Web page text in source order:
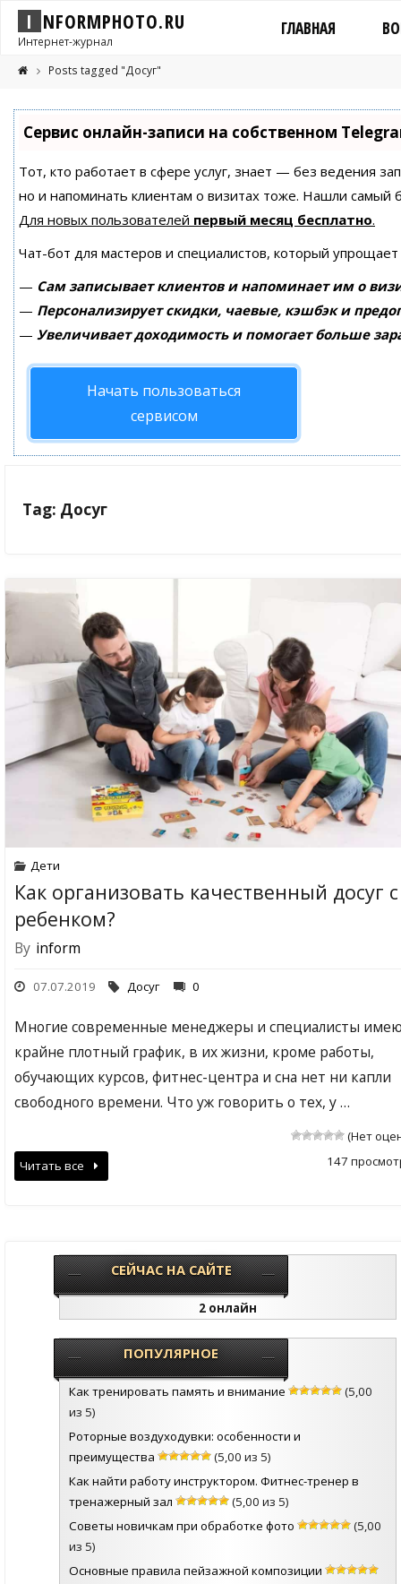
I NFORMPHOTO.RU
Интернет-журнал
ГЛАВНАЯ
Posts tagged "Досуг"
Сервис онлайн-записи на собственном
Тот, кто работает в сфере услуг, знает — без ведения
но и напоминать клиентам о визитах тоже. Нашли
Для новых пользователей первый месяц бесплатно.
Чат-бот для мастеров и специалистов, который
— Сам записывает клиентов и напоминает им о
— Персонализирует скидки, чаевые, кэшбэк и
— Увеличивает доходимость и помогает больше
Начать пользоваться
сервисом
Tag: Досуг
Дети
Как организовать качественный досуг с
ребенком?
By inform
07.07.2019 Досуг 0
Многие современные менеджеры и специалисты
крайне плотный график, в их жизни, кроме работы,
обучающих курсов, фитнес-центра и сна нет ни капли
свободного времени. Что уж говорить о тех, у …
(Нет
147
Читать все
СЕЙЧАС НА САЙТЕ
2 онлайн
ПОПУЛЯРНОЕ
Как тренировать память и внимание
(5,00
из 5)
Роторные воздуходувки: особенности и
преимущества
(5,00 из 5)
Как найти работу инструктором. Фитнес-тренер в
тренажерный зал
(5,00 из 5)
Советы новичкам при обработке фото
(5,00
из 5)
Основные правила пейзажной композиции